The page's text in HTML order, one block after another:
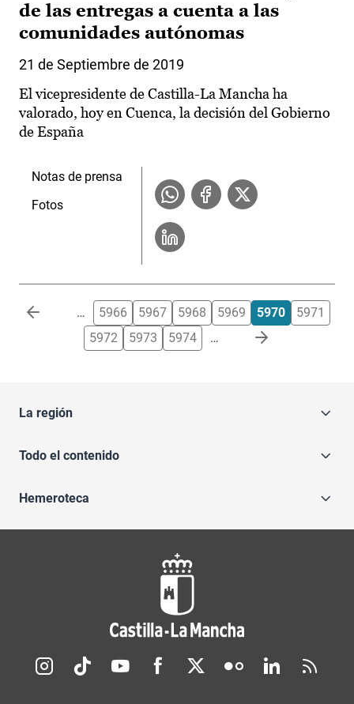
de las entregas a cuenta a las
comunidades autónomas
21 de Septiembre de 2019
El vicepresidente de Castilla-La Mancha ha
valorado, hoy en Cuenca, la decisión del Gobierno
de España
Notas de prensa
Fotos
Paginación … 5966 5967 5968 5969 5970
5971
5972
5973 5974 …
La región
Todo el contenido
Hemeroteca
Redes sociales JCCM